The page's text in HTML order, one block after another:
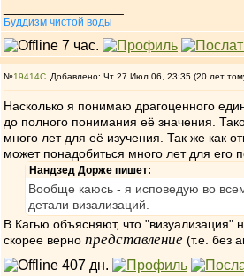
Буддизм чистой воды
№19414 Добавлено: Чт 27 Июл 06, 23:35 (20 лет
Насколько я понимаю драгоценного
до полного понимания её значения.
много лет для её изучения. Так же как
может понадобиться много лет для его
Нандзед Дорже пишет:
Вообще каюсь - я исповедую во
детали визализаций.
В Кагью объясняют, что "визуализация"
скорее верно представление (т.е. без